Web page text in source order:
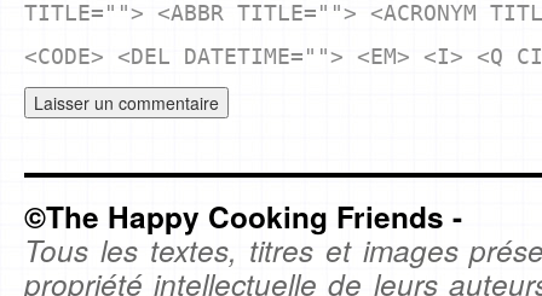
TITLE=""> <ABBR TITLE=""> <ACRONYM
<CODE> <DEL DATETIME=""> <EM> <I> <Q
©The Happy Cooking Friends -
Tous les textes, titres et images
propriété intellectuelle de leurs